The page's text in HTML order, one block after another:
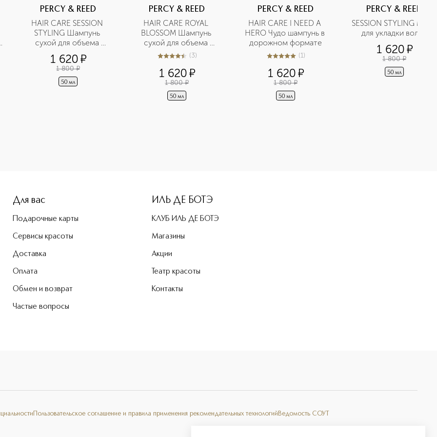
PERCY & REED
HAIR CARE SESSION
STYLING Шампунь
сухой для объема
волос в дорожном
формате
1 620¤
1 800 ¤
50 мл
PERCY & REED
HAIR CARE ROYAL
BLOSSOM Шампунь
сухой для объема
волос в дорожном
4.7 из53 (3)
1 620¤
1 800 ¤
50 мл
PERCY & REED
HAIR CARE I NEED A
HERO Чудо шампунь в
дорожном формате
5из 51 (1)
1 620¤
1 800 ¤
50 мл
PERCY & REED
SESSION STYLING Мусс
для укладки волос
1 620¤
1 800 ¤
50 мл
Для вас
Подарочные карты
Сервисы красоты
Доставка
Оплата
Обмен и возврат
Частые вопросы
ИЛЬ ДЕ БОТЭ
КЛУБ ИЛЬ ДЕ БОТЭ
Магазины
Акции
Театр красоты
Контакты
Пользовательское соглашение и правила применения рекомендательных технологий Ведомость СОУТ